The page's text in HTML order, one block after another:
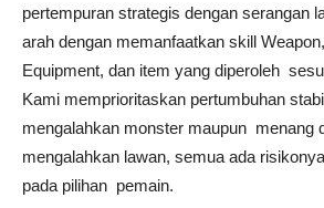
pertempuran strategis dengan serangan
arah dengan memanfaatkan skill
Equipment, dan item yang diperoleh
Kami memprioritaskan pertumbuhan
mengalahkan monster maupun menang
mengalahkan lawan, semua ada
pada pilihan pemain.